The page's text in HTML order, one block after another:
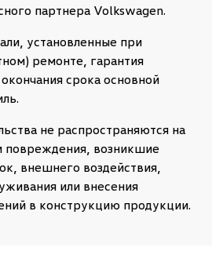
партнера Volkswagen.
установленные при
ремонте, гарантия
срока основной
не распространяются на
повреждения, возникшие
внешнего воздействия,
или внесения
в конструкцию продукции.